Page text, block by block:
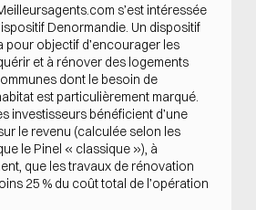
s’est intéressée
Denormandie. Un dispositif
pour objectif d’encourager les
et à rénover des logements
dont le besoin de
est particulièrement marqué.
investisseurs bénéficient d’une
le revenu (calculée selon les
le Pinel « classique »), à
que les travaux de rénovation
25 % du coût total de l’opération